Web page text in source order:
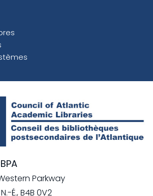
Parkway
É., B4B 0V2